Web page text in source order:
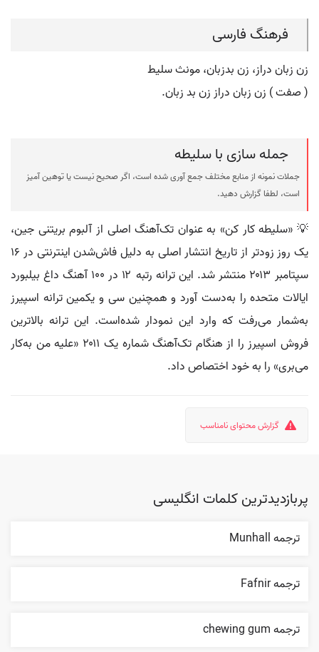
فرهنگ فارسی
زن زبان دراز، زن بدزبان، مونث سلیط
( صفت ) زن زبان دراز زن بد زبان.
جمله سازی با سلیطه
جملات نمونه از منابع مختلف جمع آوری شده است، اگر صحیح نیست یا توهین آمیز
است، لطفا گزارش دهید.
💡 «سلیطه کار کن» به عنوان تک‌آهنگ اصلی از آلبوم بریتنی جین،
یک روز زودتر از تاریخ انتشار اصلی به دلیل فاش‌شدن اینترنتی در ۱۶
سپتامبر ۲۰۱۳ منتشر شد. این ترانه رتبه ۱۲ در ۱۰۰ آهنگ داغ بیلبورد
ایالات متحده را به‌دست آورد و همچنین سی و یکمین ترانه اسپیرز
به‌شمار می‌رفت که وارد این نمودار شده‌است. این ترانه بالاترین
فروش اسپیرز را از هنگام تک‌آهنگ شماره یک ۲۰۱۱ «علیه من به‌کار
می‌بری» را به خود اختصاص داد.
گزارش محتوای نامناسب
پربازدیدترین کلمات انگلیسی
ترجمه Munhall
ترجمه Fafnir
ترجمه chewing gum